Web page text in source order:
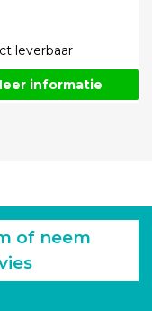
leverbaar
informatie
of neem